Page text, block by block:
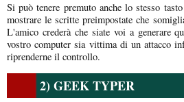
Si può tenere premuto anche lo stesso
mostrare le scritte preimpostate che
L'amico crederà che siate voi a generare
vostro computer sia vittima di un attacco
riprenderne il controllo.
2) GEEK TYPER